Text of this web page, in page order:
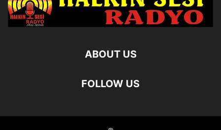
ABOUT US
FOLLOW US